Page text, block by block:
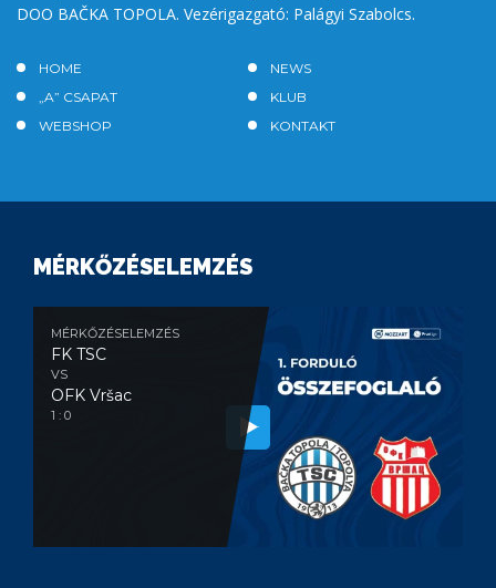
DOO BAČKA TOPOLA. Vezérigazgató: Palágyi Szabolcs.
HOME
NEWS
„A” CSAPAT
KLUB
WEBSHOP
KONTAKT
MÉRKŐZÉSELEMZÉS
MÉRKŐZÉSELEMZÉS
FK TSC
VS
OFK Vršac
1 : 0